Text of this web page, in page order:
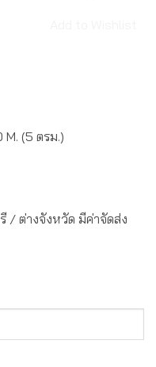
M. (5 ตรม.)
/ ต่างจังหวัด มีค่าจัดส่ง